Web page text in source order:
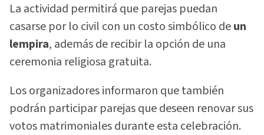
La actividad permitirá que parejas puedan
casarse por lo civil con un costo simbólico deun
lempira, además de recibir la opción de una
ceremonia religiosa gratuita.
Los organizadores informaron que también
podrán participar parejas que deseen renovar sus
votos matrimoniales durante esta celebración.